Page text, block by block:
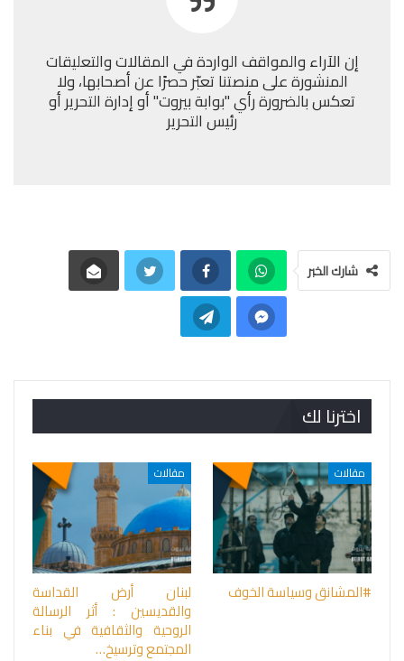
إن الآراء والمواقف الواردة في المقالات والتعليقات
المنشورة على منصتنا تعبّر حصرًا عن أصحابها، ولا
تعكس بالضرورة رأي "بوابة بيروت" أو إدارة التحرير أو
رئيس التحرير
شارك الخبر
اخترنا لك
مقالات
#المشانق وسياسة الخوف
مقالات
لبنان أرض القداسة
والقديسين : أثر الرسالة
الروحية والثقافية في بناء
المجتمع وترسيخ…